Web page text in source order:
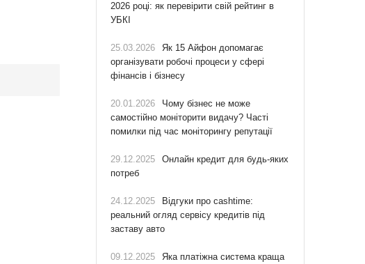
2026 році: як перевірити свій рейтинг в
УБКІ
25.03.2026
Як 15 Айфон допомагає
організувати робочі процеси у сфері
фінансів і бізнесу
20.01.2026
Чому бізнес не може
самостійно моніторити видачу? Часті
помилки під час моніторингу репутації
29.12.2025
Онлайн кредит для будь-яких
потреб
24.12.2025
Відгуки про cashtime:
реальний огляд сервісу кредитів під
заставу авто
09.12.2025
Яка платіжна система краща